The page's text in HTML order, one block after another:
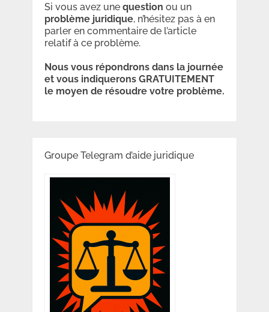
Si vous avez une question ou un
problème juridique, n’hésitez pas à en
parler en commentaire de l’article
relatif à ce problème.
Nous vous répondrons dans la journée
et vous indiquerons GRATUITEMENT
le moyen de résoudre votre problème.
Groupe Telegram d’aide juridique